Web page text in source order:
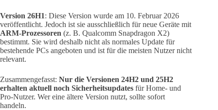
Version 26H1: Diese Version wurde am 10. Februar 2026
veröffentlicht. Jedoch ist sie ausschließlich für neue Geräte mit
ARM-Prozessoren (z. B. Qualcomm Snapdragon X2)
bestimmt. Sie wird deshalb nicht als normales Update für
bestehende PCs angeboten und ist für die meisten Nutzer nicht
relevant.
Zusammengefasst: Nur die Versionen 24H2 und 25H2
erhalten aktuell noch Sicherheitsupdates für Home- und
Pro-Nutzer. Wer eine ältere Version nutzt, sollte sofort
handeln.